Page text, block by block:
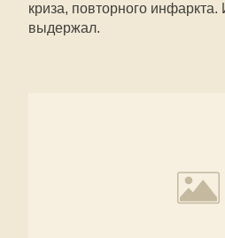
криза, повторного инфаркта.
выдержал.